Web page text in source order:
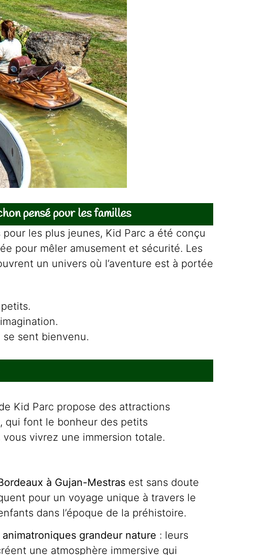
pensé pour les familles
les plus jeunes, Kid Parc a été conçu
pour mêler amusement et sécurité. Les
un univers où l’aventure est à portée
sent bienvenu.
Kid Parc propose des attractions
, qui font le bonheur des petits
vivrez une immersion totale.
à Gujan-Mestras est sans doute
pour un voyage unique à travers le
dans l’époque de la préhistoire.
grandeur nature : leurs
une atmosphère immersive qui